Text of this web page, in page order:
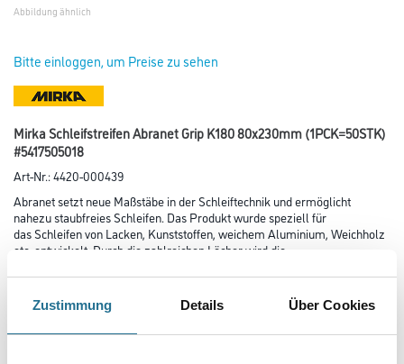
Zustimmung Details Über Cookies
Abbildung ähnlich
Bitte einloggen, um Preise zu sehen
Mirka Schleifstreifen Abranet Grip K180 80x230mm (1PCK=50STK)
#5417505018
Art-Nr.:4420-000439
Abranet setzt neue Maßstäbe in der Schleiftechnik und ermöglicht
nahezu staubfreies Schleifen. Das Produkt wurde speziell für
das Schleifen von Lacken, Kunststoffen, weichem Aluminium, Weichholz
etc. entwickelt. Durch die zahlreichen Löcher wird die
erreicht.